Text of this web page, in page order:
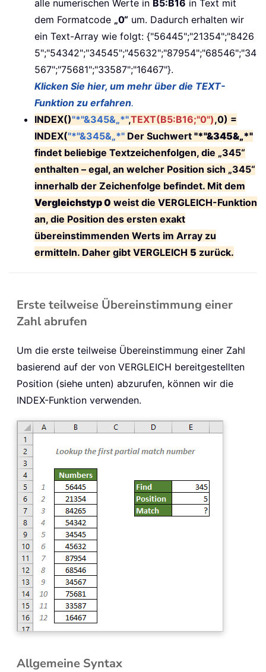
alle numerischen Werte in B5:B16 in Text mit
dem Formatcode „0“ um. Dadurch erhalten wir
ein Text-Array wie folgt: {"56445";"21354";"8426
5";"54342";"34545";"45632";"87954";"68546";"34
567";"75681";"33587";"16467"}.
Klicken Sie hier, um mehr über die TEXT-
Funktion zu erfahren.
INDEX()"*"&345&„*",TEXT(B5:B16;"0"),0) =
INDEX("*"&345&„*" Der Suchwert "*"&345&„*"
findet beliebige Textzeichenfolgen, die „345“
enthalten – egal, an welcher Position sich „345“
innerhalb der Zeichenfolge befindet. Mit dem
Vergleichstyp 0 weist die VERGLEICH-Funktion
an, die Position des ersten exakt
übereinstimmenden Werts im Array zu
ermitteln. Daher gibt VERGLEICH 5 zurück.
Erste teilweise Übereinstimmung einer
Zahl abrufen
Um die erste teilweise Übereinstimmung einer Zahl
basierend auf der von VERGLEICH bereitgestellten
Position (siehe unten) abzurufen, können wir die
INDEX-Funktion verwenden.
Allgemeine Syntax